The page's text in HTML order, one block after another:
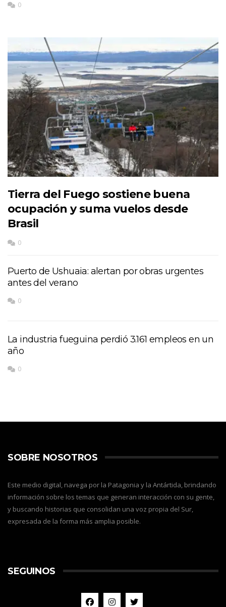
0
Tierra del Fuego sostiene buena
ocupación y suma vuelos desde
Brasil
0
Puerto de Ushuaia: alertan por obras urgentes
antes del verano
0
La industria fueguina perdió 3.161 empleos en un
año
0
SOBRE NOSOTROS
Este medio digital, navega por la Patagonia y la Antártida, brindando
información sobre los temas que generan interacción con su gente,
y buscando historias que consolidan una voz propia del Sur,
expresada de la forma más amplia posible.
SEGUINOS